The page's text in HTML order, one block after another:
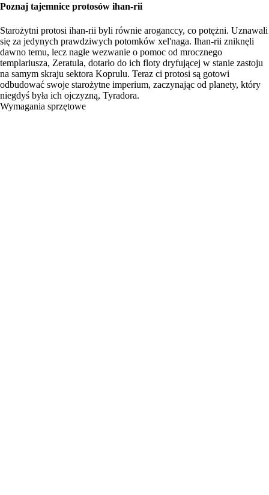
Poznaj tajemnice protosów ihan-rii
Starożytni protosi ihan-rii byli równie aroganccy, co potężni. Uznawali
się za jedynych prawdziwych potomków xel'naga. Ihan-rii zniknęli
dawno temu, lecz nagłe wezwanie o pomoc od mrocznego
templariusza, Zeratula, dotarło do ich floty dryfującej w stanie zastoju
na samym skraju sektora Koprulu. Teraz ci protosi są gotowi
odbudować swoje starożytne imperium, zaczynając od planety, który
niegdyś była ich ojczyzną, Tyradora.
Wymagania sprzętowe